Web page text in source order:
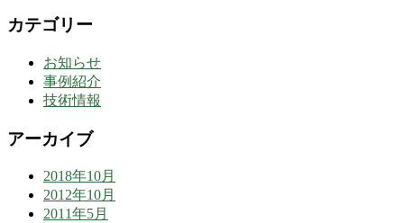
カテゴリー
お知らせ
事例紹介
技術情報
アーカイブ
2018年10月
2012年10月
2011年5月